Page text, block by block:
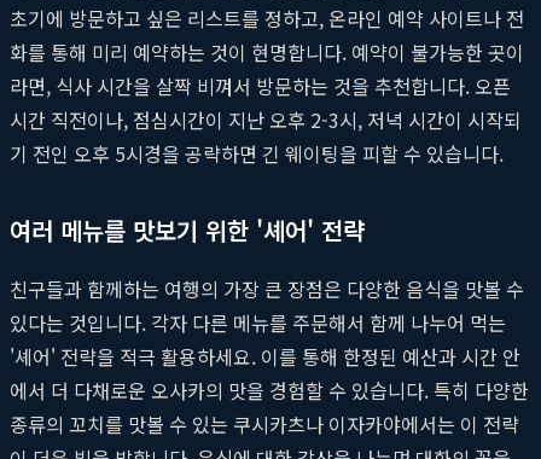
초기에 방문하고 싶은 리스트를 정하고, 온라인 예약 사이트나 전
화를 통해 미리 예약하는 것이 현명합니다. 예약이 불가능한 곳이
라면, 식사 시간을 살짝 비껴서 방문하는 것을 추천합니다. 오픈
시간 직전이나, 점심시간이 지난 오후 2-3시, 저녁 시간이 시작되
기 전인 오후 5시경을 공략하면 긴 웨이팅을 피할 수 있습니다.
여러 메뉴를 맛보기 위한 '셰어' 전략
친구들과 함께하는 여행의 가장 큰 장점은 다양한 음식을 맛볼 수
있다는 것입니다. 각자 다른 메뉴를 주문해서 함께 나누어 먹는
'셰어' 전략을 적극 활용하세요. 이를 통해 한정된 예산과 시간 안
에서 더 다채로운 오사카의 맛을 경험할 수 있습니다. 특히 다양한
종류의 꼬치를 맛볼 수 있는 쿠시카츠나 이자카야에서는 이 전략